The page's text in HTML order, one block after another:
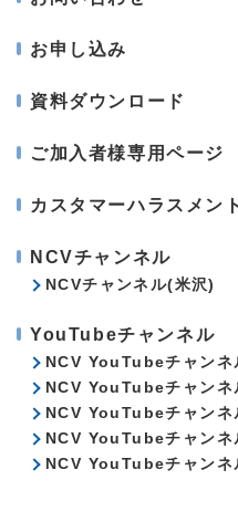
お申し込み
資料ダウンロード
ご加入者様専用ページ
カスタマーハラスメン
NCVチャンネル
NCVチャンネル(米沢)
YouTubeチャンネル
NCV YouTubeチャンネ
NCV YouTubeチャンネ
NCV YouTubeチャンネ
NCV YouTubeチャンネ
NCV YouTubeチャンネ